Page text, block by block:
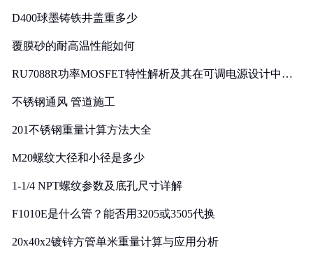
D400球墨铸铁井盖重多少
覆膜砂的耐高温性能如何
RU7088R功率MOSFET特性解析及其在可调电源设计中的
不锈钢通风 管道施工
201不锈钢重量计算方法大全
M20螺纹大径和小径是多少
1-1/4 NPT螺纹参数及底孔尺寸详解
F1010E是什么管？能否用3205或3505代换
20x40x2镀锌方管单米重量计算与应用分析